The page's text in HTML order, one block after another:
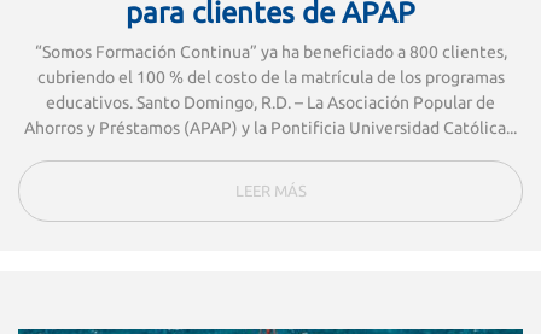
para clientes de APAP
“Somos Formación Continua” ya ha beneficiado a 800 clientes,
cubriendo el 100 % del costo de la matrícula de los programas
educativos. Santo Domingo, R.D. – La Asociación Popular de
Ahorros y Préstamos (APAP) y la Pontificia Universidad Católica...
LEER MÁS